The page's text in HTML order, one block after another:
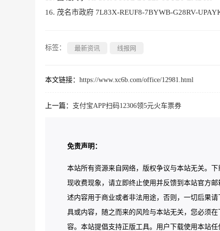
16. 茂名市政府 7L83X-REUF8-7BYWB-G28RV-
标签： 最新资讯 线报网
本文链接： https://www.xc6b.com/office/12981.html
上一篇： 支付宝APP扫码12306领5元火车票券
免责声明：
本站所有资源来自网络，版权争议与本站无关。
现收费现象，请立即终止使用并反馈到本站官方
述内容用于商业或者非法用途，否则，一切后果
具或内容，随之而来的风险与本站无关，您必须
容。本站提倡支持正版工具。用户下载使用本站